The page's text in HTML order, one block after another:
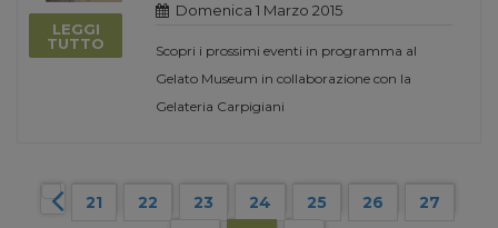
LEGGI
TUTTO
Domenica 1 Marzo 2015
Scopri i prossimi eventi in programma al
Gelato Museum in collaborazione con la
Gelateria Carpigiani
21 22 23 24 25 26
27